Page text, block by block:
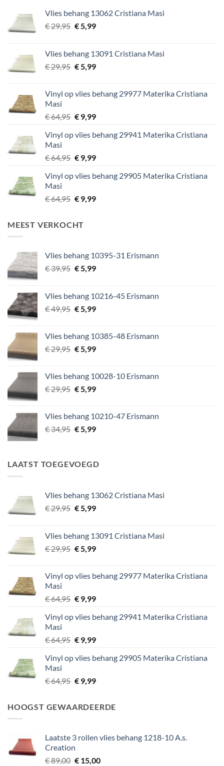
Vlies behang 13062 Cristiana Masi
€29,95 Oorspronkelijke
€ 29,95.
€5,99Huidige
€ 5,99.
Vlies behang 13091 Cristiana Masi
€29,95 Oorspronkelijke
€ 29,95.
€5,99Huidige
€ 5,99.
Vinyl op vlies behang 29977 Materika Cristiana
Masi
€64,95 Oorspronkelijke
was:
€9,99Huidige
is:
Vinyl op vlies behang 29941 Materika Cristiana
Masi
€64,95 Oorspronkelijke
was:
€9,99Huidige
is:
Vinyl op vlies behang 29905 Materika Cristiana
Masi
€64,95 Oorspronkelijke
€ 64,95.
€9,99Huidige
MEEST VERKOCHT
Vlies behang 10395-31 Erismann
€39,95 Oorspronkelijke
€ 39,95.
€5,99Huidige
€ 5,99.
Vlies behang 10216-45 Erismann
€49,95 Oorspronkelijke
€ 49,95.
€5,99Huidige
€ 5,99.
Vlies behang 10385-48 Erismann
€29,95 Oorspronkelijke
€ 29,95.
€5,99Huidige
€ 5,99.
Vlies behang 10028-10 Erismann
€29,95 Oorspronkelijke
€ 29,95.
€5,99Huidige
€ 5,99.
Vlies behang 10210-47 Erismann
€34,95 Oorspronkelijke
€ 34,95.
€5,99Huidige
€ 5,99.
LAATST TOEGEVOEGD
Vlies behang 13062 Cristiana Masi
€29,95 Oorspronkelijke
€ 29,95.
€5,99Huidige
€ 5,99.
Vlies behang 13091 Cristiana Masi
€29,95 Oorspronkelijke
€ 29,95.
€5,99Huidige
€ 5,99.
Vinyl op vlies behang 29977 Materika Cristiana
Masi
€64,95 Oorspronkelijke
was:
€9,99Huidige
is:
Vinyl op vlies behang 29941 Materika Cristiana
Masi
€64,95 Oorspronkelijke
was:
€9,99Huidige
is:
Vinyl op vlies behang 29905 Materika Cristiana
Masi
€64,95 Oorspronkelijke
€ 64,95.
€9,99Huidige
€ 9,99.
HOOGST GEWAARDEERDE
Laatste 3 rollen vlies behang 1218-10 A.s.
Creation
€89,00 Oorspronkelijke
€15,00Huidige